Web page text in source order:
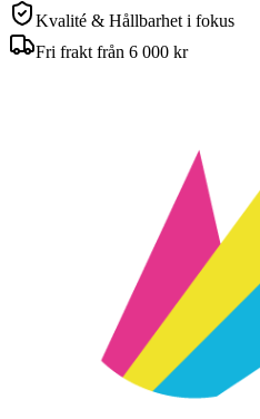
Kvalité & Hållbarhet i fokus
Fri frakt från 6 000 kr